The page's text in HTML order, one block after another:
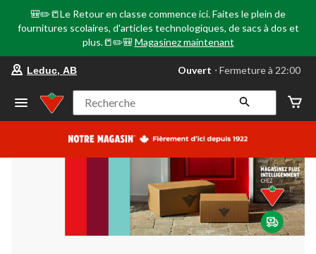
🎒✏️📒Le Retour en classe commence ici. Faites le plein de
fournitures scolaires, d'articles technologiques, de sacs à dos et
plus.📒✏️🎒 Magasinez maintenant
votre
préféré
Leduc,
AB,
courament
Fermeture
à
22:00
cliquer
pour
changer
Leduc, AB Ouvert ⋅ Fermeture à 22:00
Recherche